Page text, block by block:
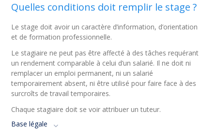
Quelles conditions doit remplir le stage ?
Le stage doit avoir un caractère d’information, d’orientation
et de formation professionnelle.
Le stagiaire ne peut pas être affecté à des tâches requérant
un rendement comparable à celui d’un salarié. Il ne doit ni
remplacer un emploi permanent, ni un salarié
temporairement absent, ni être utilisé pour faire face à des
surcroîts de travail temporaires.
Chaque stagiaire doit se voir attribuer un tuteur.
Base légale